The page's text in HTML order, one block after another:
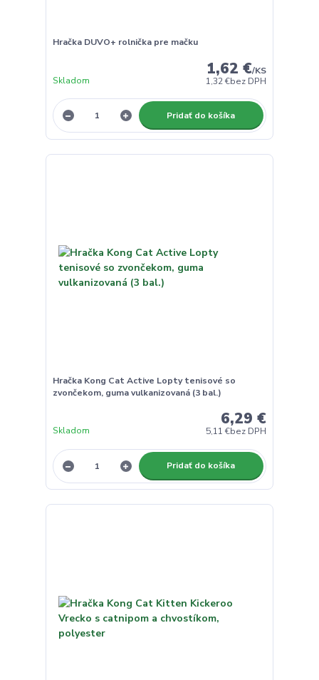
Hračka DUVO+ rolnička pre mačku
1,62 €/KS
1,32 €bez DPH
Skladom
Pridať do košíka
Hračka Kong Cat Active Lopty tenisové so
zvončekom, guma vulkanizovaná (3 bal.)
6,29 €
5,11 €bez DPH
Skladom
Pridať do košíka